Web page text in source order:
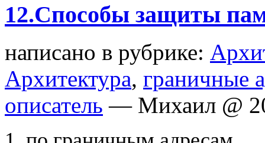
12.Способы защиты
написано в рубрике:
Архитектура, граничные
описатель — Михаил @